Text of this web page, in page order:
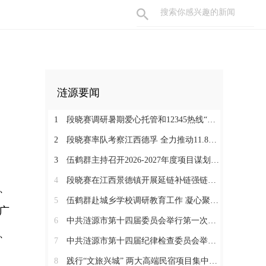
涟源要闻
1 段晓赛调研暑期爱心托管和12345热线“领导接听日”工作：在办好民生实事中打通基层治理“最后一米”
2 段晓赛率队考察江西德孚 全力推动11.8亿元循环经济项目提速增效
3 伍鹤群主持召开2026-2027年度项目谋划调度会
4 段晓赛在江西景德镇开展延链补链强链招商 围绕“三电一钛”精准发力
5 伍鹤群赴城乡学校调研教育工作 凝心聚力推动涟源教育高质量发展
6 中共涟源市第十四届委员会举行第一次全体会议 段晓赛当选市委书记 伍鹤群周杨当选市委副书记
7 中共涟源市第十四届纪律检查委员会举行第一次全体会议
8 践行“文旅兴城” 两大高端民宿项目集中签约开工 全力打造“湖湘地区文旅康养名城”